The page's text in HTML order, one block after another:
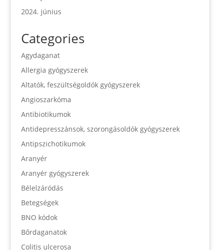
2024. június
Categories
Agydaganat
Allergia gyógyszerek
Altatók, feszültségoldók gyógyszerek
Angioszarkóma
Antibiotikumok
Antidepresszánsok, szorongásoldók gyógyszerek
Antipszichotikumok
Aranyér
Aranyér gyógyszerek
Bélelzáródás
Betegségek
BNO kódok
Bőrdaganatok
Colitis ulcerosa